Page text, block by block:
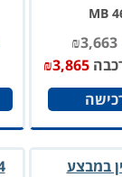
MB
₪3,663
₪3,865
במבצע